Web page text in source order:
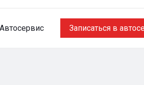
Автосервис Записаться в